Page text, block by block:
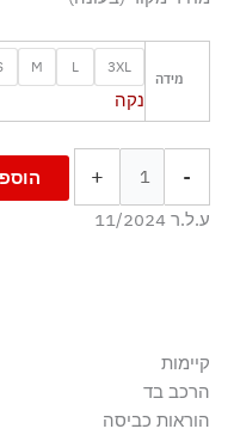
מידה
3XL
L
M
נקה
-
+
ע.ל.ר 11/2024
קיימות
התומכות במגוון ביולוגי
הרכב בד
100% כותנה
הוראות כביסה